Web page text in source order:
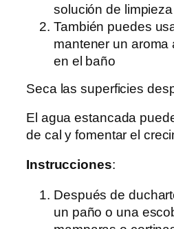
solución de limpieza
También puedes
mantener un aroma
en el baño
Seca las superficies
El agua estancada
de cal y fomentar el
Instrucciones:
Después de
un paño o una